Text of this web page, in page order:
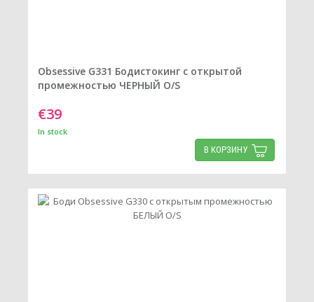
Obsessive G331 Бодистокинг с открытой
промежностью ЧЕРНЫЙ O/S
€39
In stock
В КОРЗИНУ